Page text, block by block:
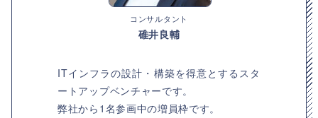
コンサルタント
碓井良輔
ITインフラの設計・構築を得意とするスタ
ートアップベンチャーです。
弊社から1名参画中の増員枠です。